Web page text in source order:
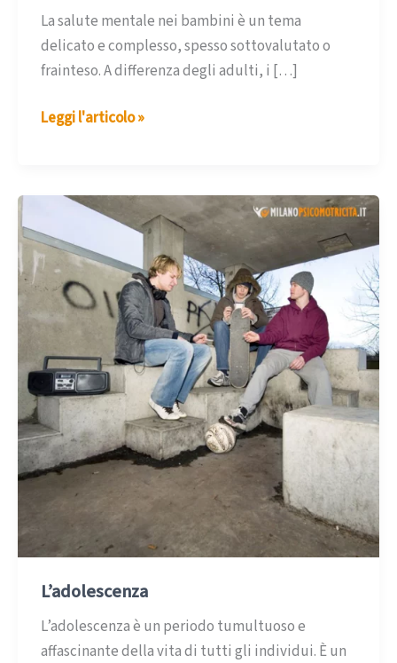
La salute mentale nei bambini è un tema
delicato e complesso, spesso sottovalutato o
frainteso. A differenza degli adulti, i […]
Disturbi
bambini:
sintomi
di
allarme
che
genitori
devono
osservare
Leggi l'articolo »
L’adolescenza
L’adolescenza è un periodo tumultuoso e
affascinante della vita di tutti gli individui. È un